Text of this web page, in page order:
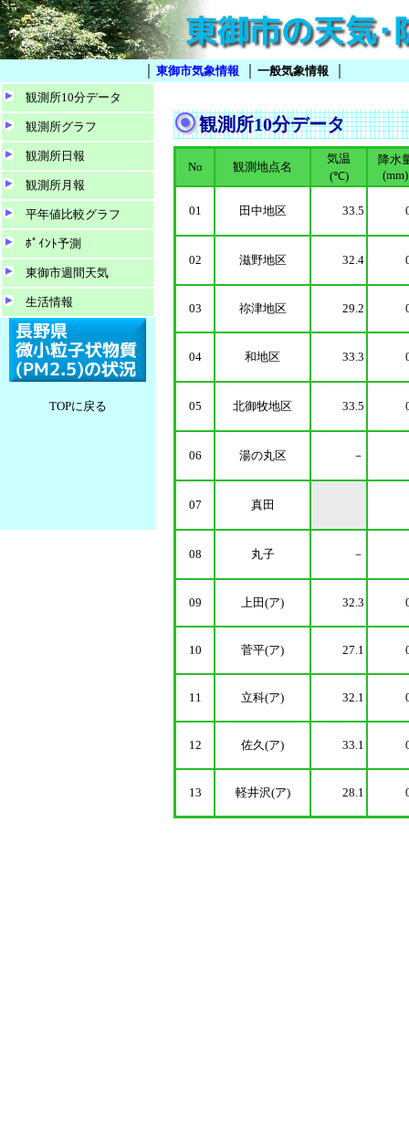
観測所10分データ
観測所グラフ
観測所日報
観測所月報
平年値比較グラフ
ﾎﾟｲﾝﾄ予測
東御市週間天気
生活情報
TOPに戻る
東御市気象情報 一般気象情報
No 観測地点名
気温
(℃)
降水
(mm)
01 田中地区 33.5
02 滋野地区 32.4
03 祢津地区 29.2
04 和地区 33.3
05 北御牧地区 33.5
06 湯の丸区 －
07 真田
08 丸子 －
09 上田(ア) 32.3
10 菅平(ア) 27.1
11 立科(ア) 32.1
12 佐久(ア) 33.1
13 軽井沢(ア) 28.1
観測所10分データ